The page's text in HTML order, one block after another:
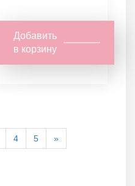
Добавить
в корзину
4 5 »